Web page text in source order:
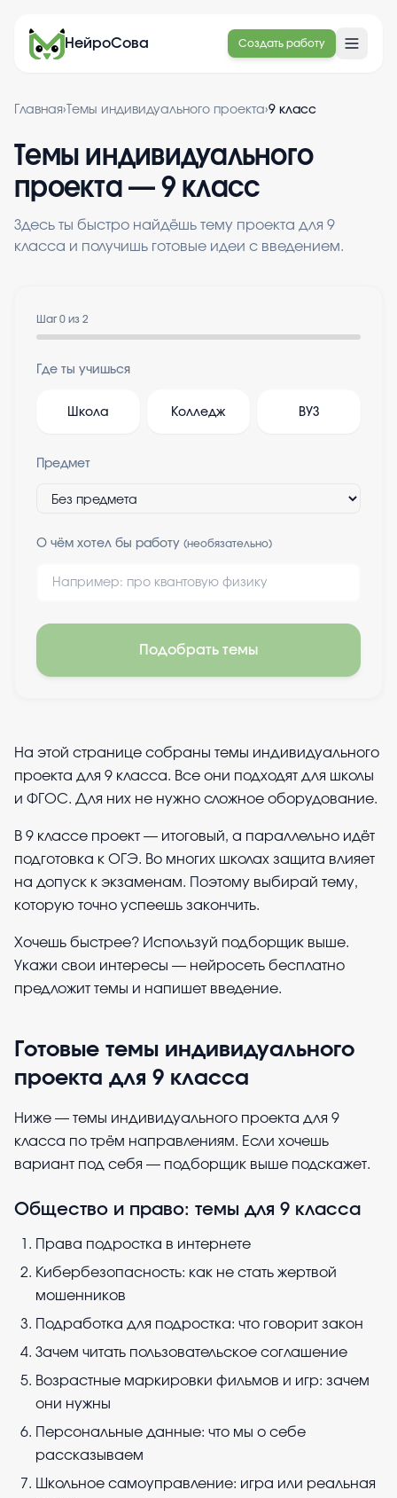
НейроСова Создать работу
Главная› Темы индивидуального проекта›9 класс
Темы индивидуального
проекта — 9 класс
Здесь ты быстро найдёшь тему проекта для 9
класса и получишь готовые идеи с введением.
Шаг0 из 2
Где ты учишься
Школа Колледж ВУЗ
Предмет
О чём хотел бы работу (необязательно)
Подобрать темы
На этой странице собраны темы индивидуального
проекта для 9 класса. Все они подходят для школы
и ФГОС. Для них не нужно сложное оборудование.
В 9 классе проект — итоговый, а параллельно идёт
подготовка к ОГЭ. Во многих школах защита влияет
на допуск к экзаменам. Поэтому выбирай тему,
которую точно успеешь закончить.
Хочешь быстрее? Используй подборщик выше.
Укажи свои интересы — нейросеть бесплатно
предложит темы и напишет введение.
Готовые темы индивидуального
проекта для 9 класса
Ниже — темы индивидуального проекта для 9
класса по трём направлениям. Если хочешь
вариант под себя — подборщик выше подскажет.
Общество и право: темы для 9 класса
Права подростка в интернете
Кибербезопасность: как не стать жертвой
мошенников
Подработка для подростка: что говорит закон
Зачем читать пользовательское соглашение
Возрастные маркировки фильмов и игр: зачем
они нужны
Персональные данные: что мы о себе
рассказываем
Школьное самоуправление: игра или реальная